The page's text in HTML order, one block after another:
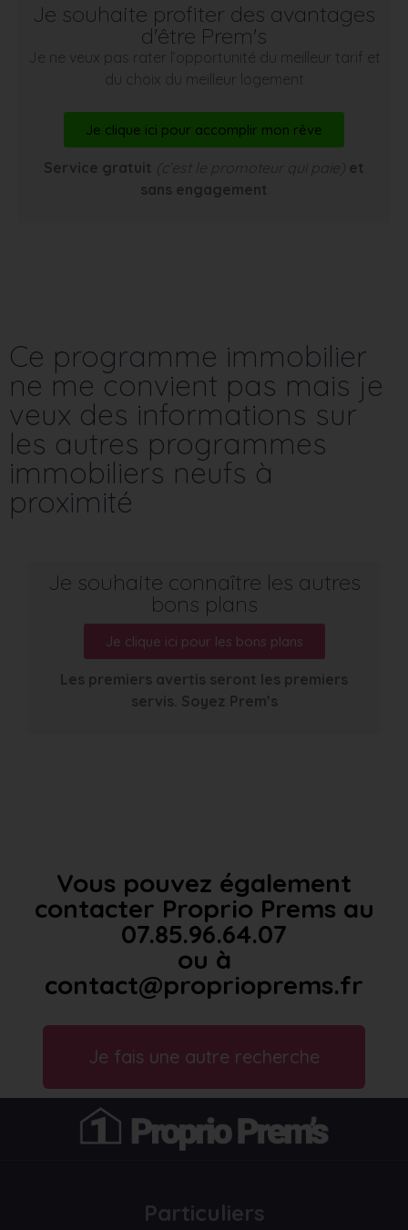
Je souhaite profiter des avantages
d'être Prem's
Je ne veux pas rater l’opportunité du meilleur tarif et
du choix du meilleur logement
Je clique ici pour accomplir mon rêve
Service gratuit (c’est le promoteur qui paie) et
sans engagement
Ce programme immobilier
ne me convient pas mais je
veux des informations sur
les autres programmes
immobiliers neufs à
proximité
Je souhaite connaître les autres
bons plans
Je clique ici pour les bons plans
Les premiers avertis seront les premiers
servis. Soyez Prem’s
Vous pouvez également
contacter Proprio Prems au
07.85.96.64.07
ou à
contact@proprioprems.fr
Je fais une autre recherche
Particuliers